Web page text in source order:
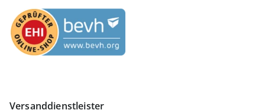
Versanddienstleister